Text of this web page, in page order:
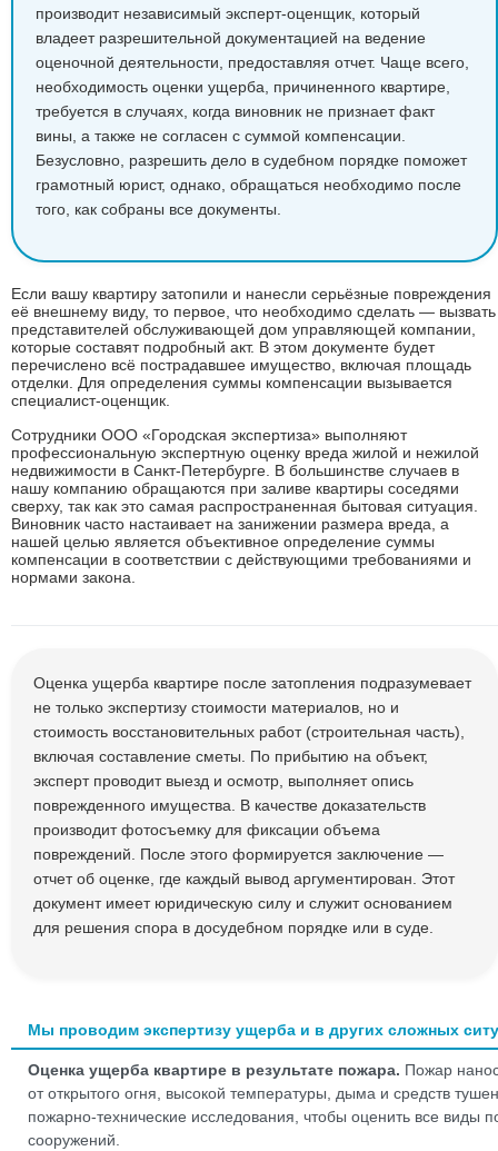
производит независимый эксперт-оценщик, который
владеет разрешительной документацией на ведение
оценочной деятельности, предоставляя отчет. Чаще всего,
необходимость оценки ущерба, причиненного квартире,
требуется в случаях, когда виновник не признает факт
вины, а также не согласен с суммой компенсации.
Безусловно, разрешить дело в судебном порядке поможет
грамотный юрист, однако, обращаться необходимо после
того, как собраны все документы.
Если вашу квартиру затопили и нанесли серьёзные повреждения
её внешнему виду, то первое, что необходимо сделать — вызвать
представителей обслуживающей дом управляющей компании,
которые составят подробный акт. В этом документе будет
перечислено всё пострадавшее имущество, включая площадь
отделки. Для определения суммы компенсации вызывается
специалист-оценщик.
Сотрудники ООО «Городская экспертиза» выполняют
профессиональную экспертную оценку вреда жилой и нежилой
недвижимости в Санкт-Петербурге. В большинстве случаев в
нашу компанию обращаются при заливе квартиры соседями
сверху, так как это самая распространенная бытовая ситуация.
Виновник часто настаивает на занижении размера вреда, а
нашей целью является объективное определение суммы
компенсации в соответствии с действующими требованиями и
нормами закона.
Оценка ущерба квартире после затопления подразумевает
не только экспертизу стоимости материалов, но и
стоимость восстановительных работ (строительная часть),
включая составление сметы. По прибытию на объект,
эксперт проводит выезд и осмотр, выполняет опись
поврежденного имущества. В качестве доказательств
производит фотосъемку для фиксации объема
повреждений. После этого формируется заключение —
отчет об оценке, где каждый вывод аргументирован. Этот
документ имеет юридическую силу и служит основанием
для решения спора в досудебном порядке или в суде.
Мы проводим экспертизу ущерба и в других сложных
Оценка ущерба квартире в результате пожара. Пожар
от открытого огня, высокой температуры, дыма и средств
пожарно-технические исследования, чтобы оценить все виды
сооружений.